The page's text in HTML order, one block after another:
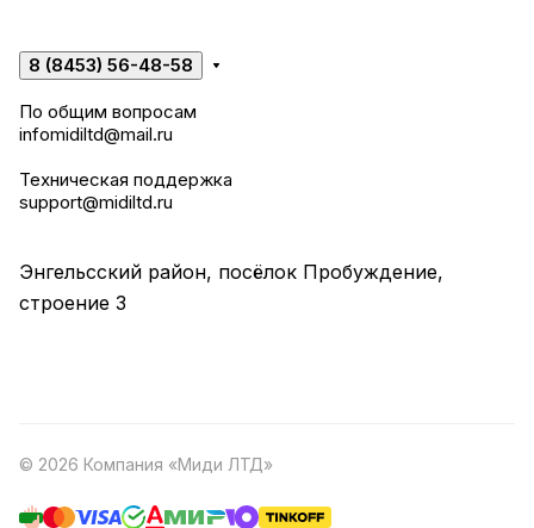
8 (8453) 56-48-58
По общим вопросам
infomidiltd@mail.ru
Техническая поддержка
support@midiltd.ru
Энгельсский район, посёлок Пробуждение,
строение 3
© 2026 Компания «Миди ЛТД»